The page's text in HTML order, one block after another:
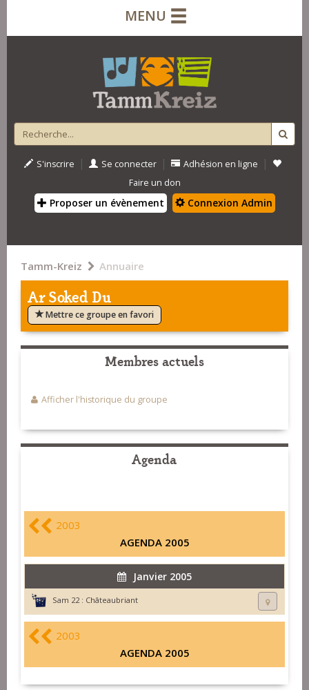
MENU
S'inscrire | Se connecter | Adhésion en ligne |
Faire un don
Proposer un évènement Connexion Admin
Tamm-Kreiz Annuaire
Ar Soked Du
Mettre ce groupe en favori
Membres actuels
Afficher l'historique du groupe
Agenda
2003
AGENDA 2005
Janvier 2005
Sam 22 : Châteaubriant
2003
AGENDA 2005